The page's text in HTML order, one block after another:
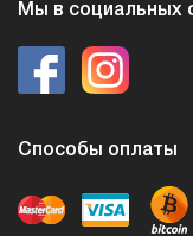
Мы в социальных
Способы оплаты